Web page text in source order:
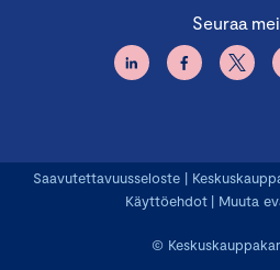
Seuraa
©
Saavutettavuusseloste |
Käyttöehdot | Muuta